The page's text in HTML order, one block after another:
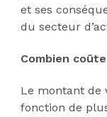
et ses
du secteur
Combien
Le montant de
fonction de